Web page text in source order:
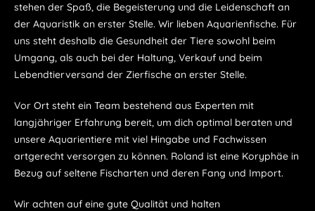
stehen der Spaß, die Begeisterung und die Leidenschaft an
der Aquaristik an erster Stelle. Wir lieben Aquarienfische. Für
uns steht deshalb die Gesundheit der Tiere sowohl beim
Umgang, als auch bei der Haltung, Verkauf und beim
Lebendtierversand der Zierfische an erster Stelle.
Vor Ort steht ein Team bestehend aus Experten mit
langjähriger Erfahrung bereit, um dich optimal beraten und
unsere Aquarientiere mit viel Hingabe und Fachwissen
artgerecht versorgen zu können. Roland ist eine Koryphäe in
Bezug auf seltene Fischarten und deren Fang und Import.
Wir achten auf eine gute Qualität und halten